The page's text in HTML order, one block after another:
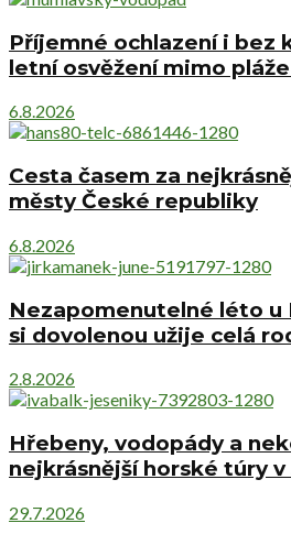
Příjemné ochlazení i bez
letní osvěžení mimo
6.8.2026
Cesta časem za
městy České republiky
6.8.2026
Nezapomenutelné léto u
si dovolenou užije celá
2.8.2026
Hřebeny, vodopády a
nejkrásnější horské túry v
29.7.2026